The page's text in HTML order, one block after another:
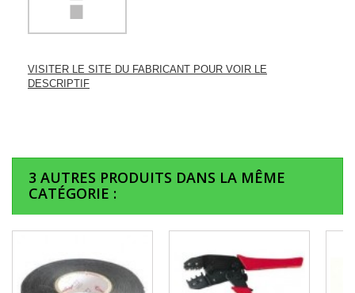
VISITER LE SITE DU FABRICANT POUR VOIR LE
DESCRIPTIF
3 AUTRES PRODUITS DANS LA MÊME
CATÉGORIE :